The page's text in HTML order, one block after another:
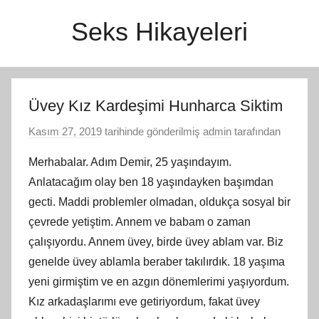
Seks Hikayeleri
Üvey Kız Kardeşimi Hunharca Siktim
Kasım 27, 2019 tarihinde gönderilmiş admin tarafından
Merhabalar. Adım Demir, 25 yaşındayım.
Anlatacağım olay ben 18 yaşındayken başımdan
gecti. Maddi problemler olmadan, oldukça sosyal bir
çevrede yetiştim. Annem ve babam o zaman
çalışıyordu. Annem üvey, birde üvey ablam var. Biz
genelde üvey ablamla beraber takılırdık. 18 yaşıma
yeni girmiştim ve en azgın dönemlerimi yaşıyordum.
Kız arkadaşlarımı eve getiriyordum, fakat üvey